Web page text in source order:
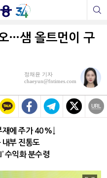
…샘 올트먼이 구
정채윤 기자
chaeyun@fntimes.com
에 주가 40%↓
내부 진통도
수익화 분수령